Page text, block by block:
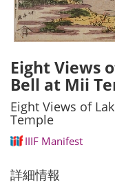
Eight Views
Bell at Mii
Eight Views of
Temple
IIIF Manifest
詳細情報